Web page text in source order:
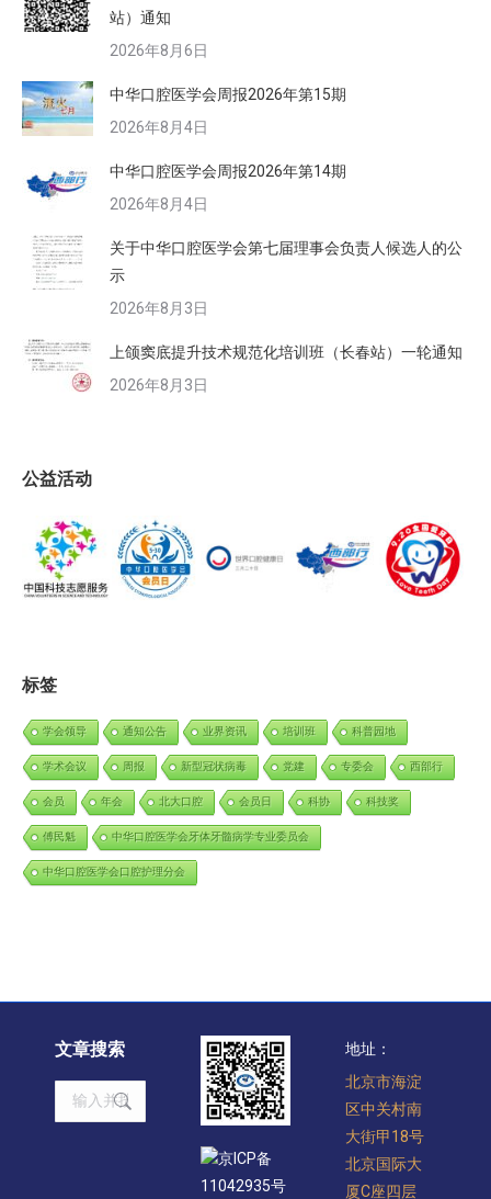
站）通知
2026年8月6日
中华口腔医学会周报2026年第15期
2026年8月4日
中华口腔医学会周报2026年第14期
2026年8月4日
关于中华口腔医学会第七届理事会负责人候选人的公
示
2026年8月3日
上颌窦底提升技术规范化培训班（长春站）一轮通知
2026年8月3日
公益活动
标签
学会领导 通知公告 业界资讯 培训班 科普园地
学术会议 周报 新型冠状病毒 党建 专委会 西部行
会员 年会 北大口腔 会员日 科协 科技奖
傅民魁 中华口腔医学会牙体牙髓病学专业委员会
中华口腔医学会口腔护理分会
文章搜索
Search:
京ICP备
11042935号
地址：
北京市海淀
区中关村南
大街甲18号
北京国际大
厦C座四层